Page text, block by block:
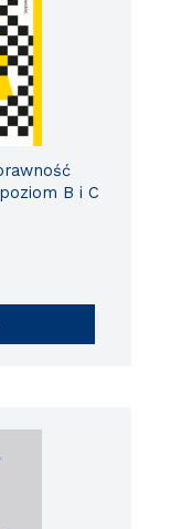
B i C